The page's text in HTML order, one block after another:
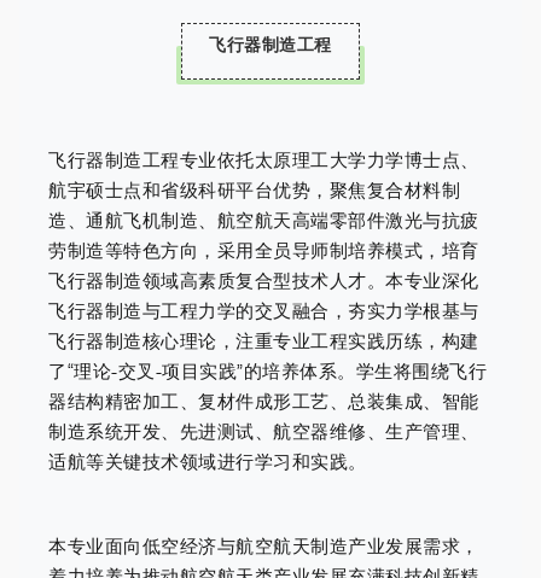
飞行器制造工程
飞行器制造工程专业依托太原理工大学力学博士点、
航宇硕士点和省级科研平台优势，聚焦复合材料制
造、通航飞机制造、航空航天高端零部件激光与抗疲
劳制造等特色方向，采用全员导师制培养模式，培育
飞行器制造领域高素质复合型技术人才。本专业深化
飞行器制造与工程力学的交叉融合，夯实力学根基与
飞行器制造核心理论，注重专业工程实践历练，构建
了“理论-交叉-项目实践”的培养体系。学生将围绕飞行
器结构精密加工、复材件成形工艺、总装集成、智能
制造系统开发、先进测试、航空器维修、生产管理、
适航等关键技术领域进行学习和实践。
本专业面向低空经济与航空航天制造产业发展需求，